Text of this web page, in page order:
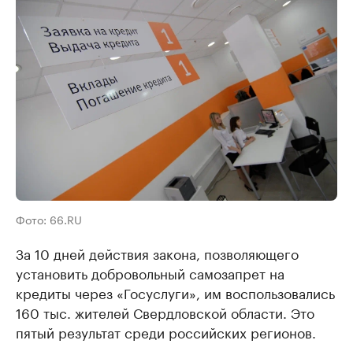
Фото: 66.RU
За 10 дней действия закона, позволяющего
установить добровольный самозапрет на
кредиты через «Госуслуги», им воспользовались
160 тыс. жителей Свердловской области. Это
пятый результат среди российских регионов.